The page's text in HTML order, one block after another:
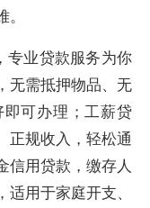
专业贷款服务为你
无需抵押物品、无
可办理；工薪贷
正规收入，轻松通
信用贷款，缴存人
用于家庭开支、